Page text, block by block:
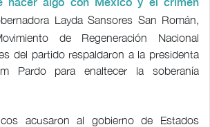
hacer algo con México y el crimen
Layda Sansores San Román,
de Regeneración Nacional
del partido respaldaron a la presidenta
Pardo para enaltecer la soberanía
acusaron al gobierno de Estados